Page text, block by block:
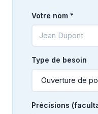
Votre nom *
Type de besoin
Précisions